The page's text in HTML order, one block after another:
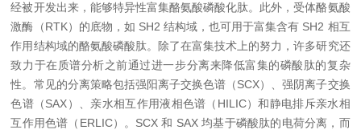
经被开发出来，能够特异性富集酪氨酸磷酸化肽。此外，受体酪氨酸
激酶（RTK）的底物，如 SH2 结构域，也可用于富集含有 SH2 相互
作用结构域的酪氨酸磷酸肽。除了在富集技术上的努力，许多研究还
致力于在质谱分析之前通过进一步分离来降低富集的磷酸肽的复杂
性。常见的分离策略包括强阳离子交换色谱（SCX）、强阴离子交换
色谱（SAX）、亲水相互作用液相色谱（HILIC）和静电排斥亲水相
互作用色谱（ERLIC）。SCX 和 SAX 均基于磷酸肽的电荷分离，而